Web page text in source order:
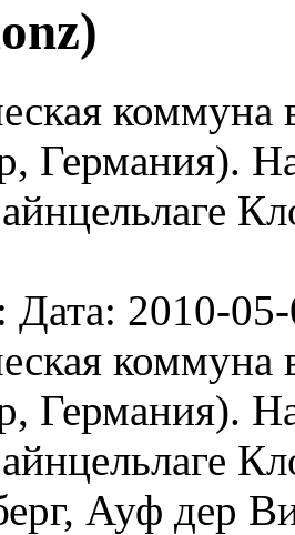
коммуна
Германия).
Дата: 2010-
коммуна
Германия).
Ауф дер